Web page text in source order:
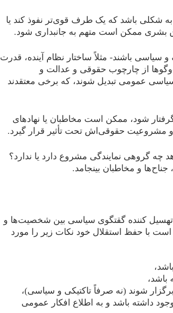
به شکلی باشد که یک طرف قوی‌تر نفوذ کند یا
بشری ممکن است متهم به جانبداری شود.
سیاسی باشند- مثلاً ساختار نظام آینده، قدرت
از چارچوب حقوقی و عدالت و
عمومی تبدیل شوند، که برخی معتقدند
شود، ممکن است مخاطبان یا نهادهای
و مشروعیت حقوقی‌اش تحت تأثیر قرار گیرد.
چه گروهی نمایندگی مشروع دارد یا ندارد؟
جناح‌ها و مخاطبان بینجامد.
کننده گقتگوی سیاسی بین شخصیت‌ها و
با حفظ استقلال خود نکات زیر را مورد
باشد،
شوند (نه صرفاً تاکتیکی و سیاسی)،
داشته باشد و به اطلاع افکار عمومی